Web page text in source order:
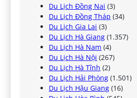
Du Lịch Đồng Nai (3)
Du Lịch Đồng Tháp (34)
Du Lịch Gia Lai (3)
Du Lịch Hà Giang (1.357)
Du Lịch Hà Nam (4)
Du Lịch Hà Nội (267)
Du Lịch Hà Tĩnh (2)
Du Lịch Hải Phòng (1.501)
Du Lịch Hậu Giang (16)